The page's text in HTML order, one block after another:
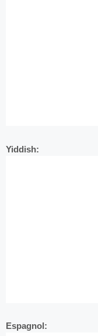
Yiddish:
Espagnol: